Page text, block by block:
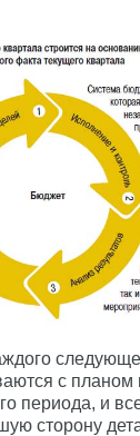
с
периода, и
сторону